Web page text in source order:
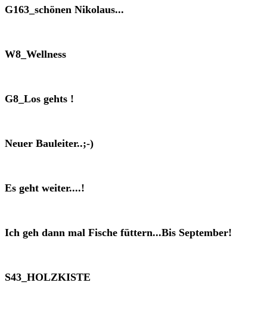
G163_schönen Nikolaus...
W8_Wellness
G8_Los gehts !
Neuer Bauleiter..;-)
Es geht weiter....!
Ich geh dann mal Fische füttern...Bis September!
S43_HOLZKISTE